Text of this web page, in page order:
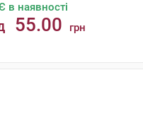
в наявності
55.00 грн